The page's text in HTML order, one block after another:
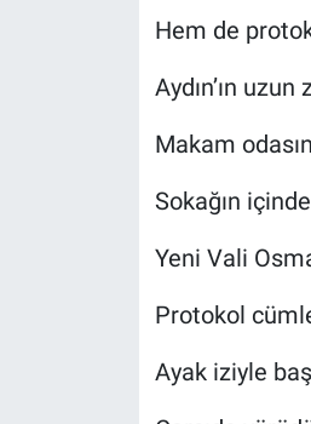
Hem de
Aydın’ın
Makam
Sokağın
Yeni Vali
Protokol
Ayak iziyle